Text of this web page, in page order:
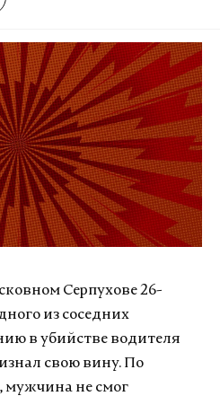
Серпухове 26-
из соседних
в убийстве водителя
свою вину. По
мужчина не смог